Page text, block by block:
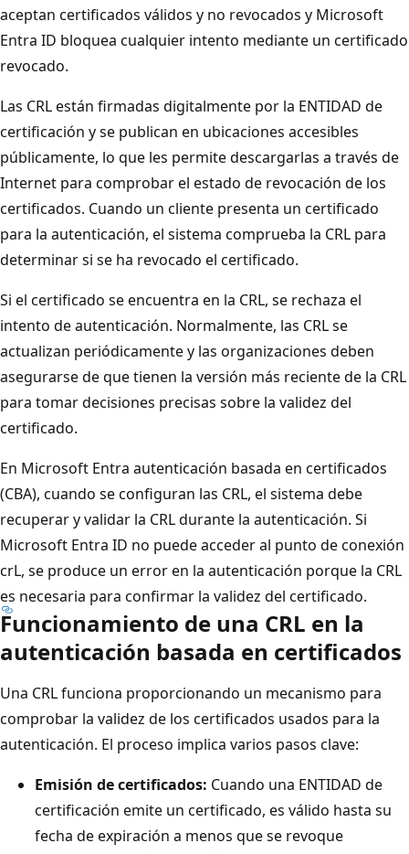
aceptan certificados válidos y no revocados y Microsoft
Entra ID bloquea cualquier intento mediante un certificado
revocado.
Las CRL están firmadas digitalmente por la ENTIDAD de
certificación y se publican en ubicaciones accesibles
públicamente, lo que les permite descargarlas a través de
Internet para comprobar el estado de revocación de los
certificados. Cuando un cliente presenta un certificado
para la autenticación, el sistema comprueba la CRL para
determinar si se ha revocado el certificado.
Si el certificado se encuentra en la CRL, se rechaza el
intento de autenticación. Normalmente, las CRL se
actualizan periódicamente y las organizaciones deben
asegurarse de que tienen la versión más reciente de la CRL
para tomar decisiones precisas sobre la validez del
certificado.
En Microsoft Entra autenticación basada en certificados
(CBA), cuando se configuran las CRL, el sistema debe
recuperar y validar la CRL durante la autenticación. Si
Microsoft Entra ID no puede acceder al punto de conexión
crL, se produce un error en la autenticación porque la CRL
es necesaria para confirmar la validez del certificado.
Funcionamiento de una CRL en la
autenticación basada en certificados
Una CRL funciona proporcionando un mecanismo para
comprobar la validez de los certificados usados para la
autenticación. El proceso implica varios pasos clave:
Emisión de certificados: Cuando una ENTIDAD de
certificación emite un certificado, es válido hasta su
fecha de expiración a menos que se revoque